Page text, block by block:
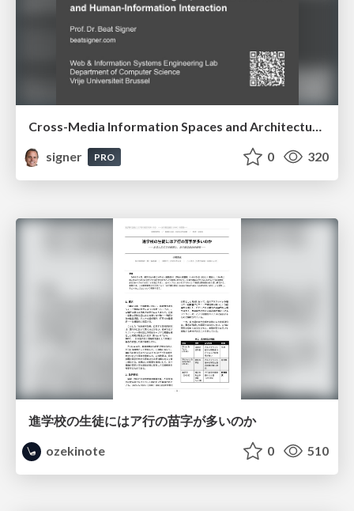
signer
PRO 0 320
進学校の生徒にはア行の苗字が多いのか
ozekinote
0 510